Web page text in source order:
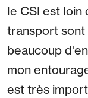
le CSI est loin
transport sont
beaucoup
mon
est très